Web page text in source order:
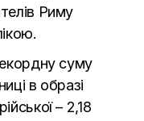
Риму
суму
в образі
– 2,18